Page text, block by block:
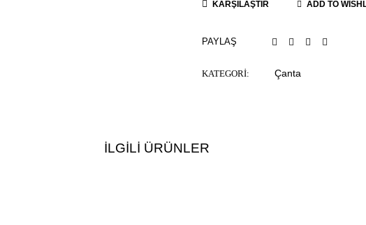
KARŞILAŞTIR ADD TO
PAYLAŞ
KATEGORI: Çanta
İLGILI ÜRÜNLER